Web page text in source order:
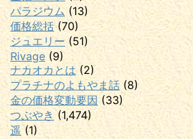
パラジウム (13)
価格総括(70)
ジュエリー (51)
Rivage (9)
ナカオカとは (2)
プラチナのよもやま話 (8)
金の価格変動要因 (33)
つぶやき (1,474)
遥(1)